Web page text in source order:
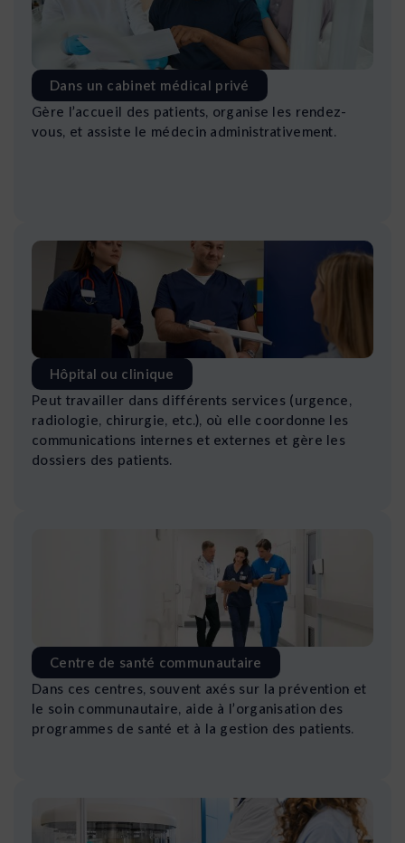
Dans un cabinet médical privé
Gère l’accueil des patients, organise les rendez-
vous, et assiste le médecin administrativement.
Hôpital ou clinique
Peut travailler dans différents services (urgence,
radiologie, chirurgie, etc.), où elle coordonne les
communications internes et externes et gère les
dossiers des patients.
Centre de santé communautaire
Dans ces centres, souvent axés sur la prévention et
le soin communautaire, aide à l’organisation des
programmes de santé et à la gestion des patients.